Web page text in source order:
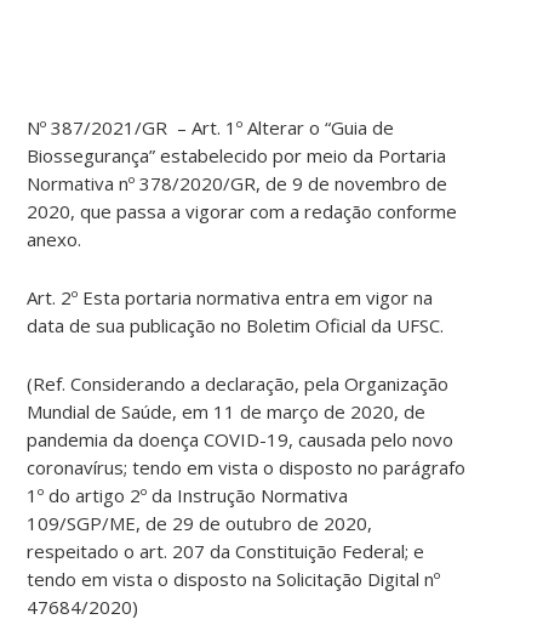
Nº 387/2021/GR – Art. 1º Alterar o “Guia de
Biossegurança” estabelecido por meio da Portaria
Normativa nº 378/2020/GR, de 9 de novembro de
2020, que passa a vigorar com a redação conforme
anexo.
Art. 2º Esta portaria normativa entra em vigor na
data de sua publicação no Boletim Oficial da UFSC.
(Ref. Considerando a declaração, pela Organização
Mundial de Saúde, em 11 de março de 2020, de
pandemia da doença COVID-19, causada pelo novo
coronavírus; tendo em vista o disposto no parágrafo
1º do artigo 2º da Instrução Normativa
109/SGP/ME, de 29 de outubro de 2020,
respeitado o art. 207 da Constituição Federal; e
tendo em vista o disposto na Solicitação Digital nº
47684/2020)